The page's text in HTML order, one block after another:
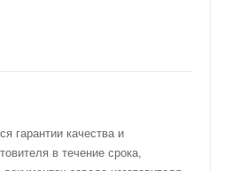
гарантии качества и
в течение срока,